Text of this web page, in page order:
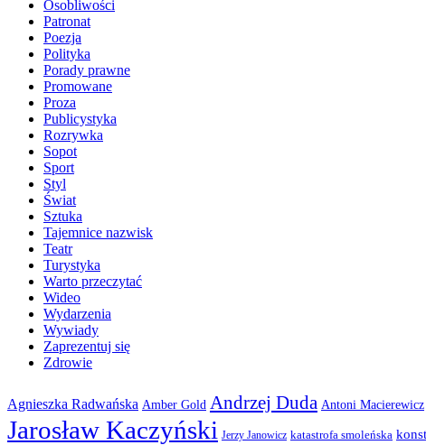
Osobliwości
Patronat
Poezja
Polityka
Porady prawne
Promowane
Proza
Publicystyka
Rozrywka
Sopot
Sport
Styl
Świat
Sztuka
Tajemnice nazwisk
Teatr
Turystyka
Warto przeczytać
Wideo
Wydarzenia
Wywiady
Zaprezentuj się
Zdrowie
Agnieszka Radwańska Amber Gold Andrzej Duda Antoni Macierewicz
Jarosław Kaczyński Jerzy Janowicz katastrofa smoleńska